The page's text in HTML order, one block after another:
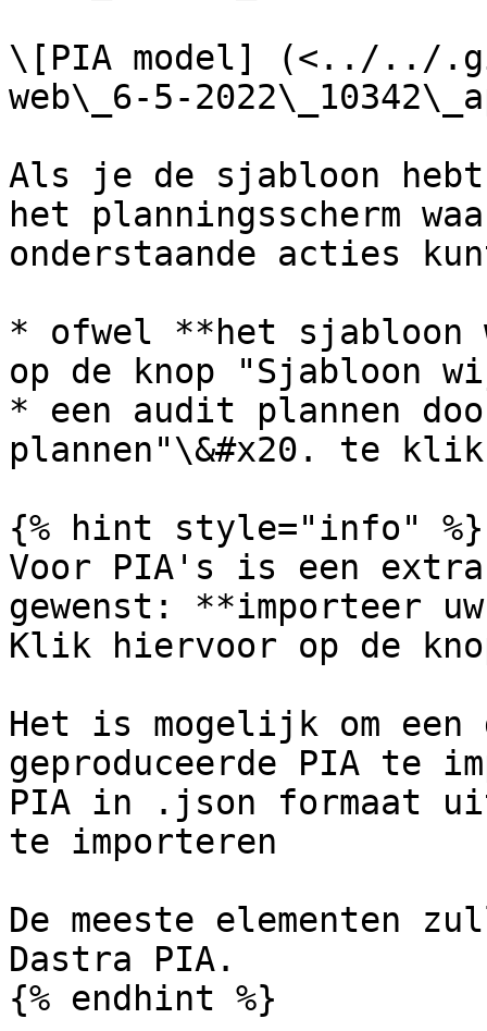
\[PIA model] (<../../
web\_6-5-
Als je de sjabloon
het planningsscherm
onderstaande acties
* ofwel **het
op de knop "Sjabloon
* een audit plannen
plannen"\&#x20. te
{% hint style="info" %}
Voor PIA's is een
gewenst: **importeer
Klik hiervoor op de
Het is mogelijk om een
geproduceerde PIA te
PIA in .json formaat
te importeren
De meeste elementen
Dastra PIA.
{% endhint %}